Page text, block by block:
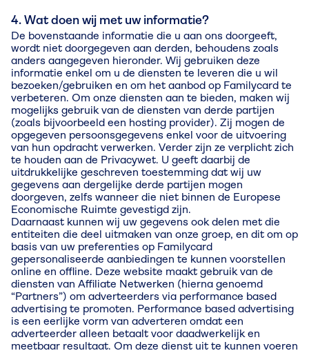
4. Wat doen wij met uw informatie?
De bovenstaande informatie die u aan ons doorgeeft,
wordt niet doorgegeven aan derden, behoudens zoals
anders aangegeven hieronder. Wij gebruiken deze
informatie enkel om u de diensten te leveren die u wil
bezoeken/gebruiken en om het aanbod op Familycard te
verbeteren. Om onze diensten aan te bieden, maken wij
mogelijks gebruik van de diensten van derde partijen
(zoals bijvoorbeeld een hosting provider). Zij mogen de
opgegeven persoonsgegevens enkel voor de uitvoering
van hun opdracht verwerken. Verder zijn ze verplicht zich
te houden aan de Privacywet. U geeft daarbij de
uitdrukkelijke geschreven toestemming dat wij uw
gegevens aan dergelijke derde partijen mogen
doorgeven, zelfs wanneer die niet binnen de Europese
Economische Ruimte gevestigd zijn.
Daarnaast kunnen wij uw gegevens ook delen met die
entiteiten die deel uitmaken van onze groep, en dit om op
basis van uw preferenties op Familycard
gepersonaliseerde aanbiedingen te kunnen voorstellen
online en offline. Deze website maakt gebruik van de
diensten van Affiliate Netwerken (hierna genoemd
“Partners”) om adverteerders via performance based
advertising te promoten. Performance based advertising
is een eerlijke vorm van adverteren omdat een
adverteerder alleen betaalt voor daadwerkelijk en
meetbaar resultaat. Om deze dienst uit te kunnen voeren